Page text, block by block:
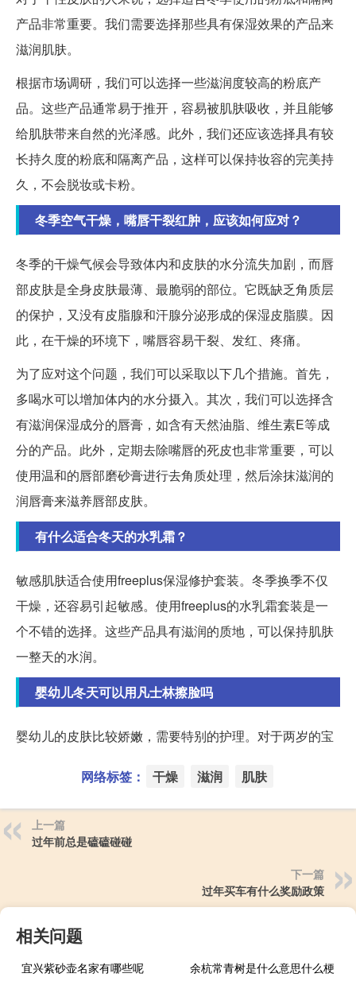
产品非常重要。我们需要选择那些具有保湿效果的产品来
滋润肌肤。
根据市场调研，我们可以选择一些滋润度较高的粉底产
品。这些产品通常易于推开，容易被肌肤吸收，并且能够
给肌肤带来自然的光泽感。此外，我们还应该选择具有较
长持久度的粉底和隔离产品，这样可以保持妆容的完美持
久，不会脱妆或卡粉。
冬季空气干燥，嘴唇干裂红肿，应该如何应对？
冬季的干燥气候会导致体内和皮肤的水分流失加剧，而唇
部皮肤是全身皮肤最薄、最脆弱的部位。它既缺乏角质层
的保护，又没有皮脂腺和汗腺分泌形成的保湿皮脂膜。因
此，在干燥的环境下，嘴唇容易干裂、发红、疼痛。
为了应对这个问题，我们可以采取以下几个措施。首先，
多喝水可以增加体内的水分摄入。其次，我们可以选择含
有滋润保湿成分的唇膏，如含有天然油脂、维生素E等成
分的产品。此外，定期去除嘴唇的死皮也非常重要，可以
使用温和的唇部磨砂膏进行去角质处理，然后涂抹滋润的
润唇膏来滋养唇部皮肤。
有什么适合冬天的水乳霜？
敏感肌肤适合使用freeplus保湿修护套装。冬季换季不仅
干燥，还容易引起敏感。使用freeplus的水乳霜套装是一
个不错的选择。这些产品具有滋润的质地，可以保持肌肤
一整天的水润。
婴幼儿冬天可以用凡士林擦脸吗
婴幼儿的皮肤比较娇嫩，需要特别的护理。对于两岁的宝
网络标签： 干燥 滋润 肌肤
上一篇
过年前总是磕磕碰碰
下一篇
过年买车有什么奖励政策
相关问题
宜兴紫砂壶名家有哪些呢
余杭常青树是什么意思什么梗